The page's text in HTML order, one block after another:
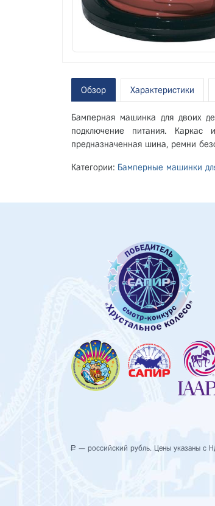
Обзор Характеристики
Бамперная машинка для двоих
подключение питания. Каркас
предназначенная шина, ремни
Категории: Бамперные машинки
Р — российский рубль. Цены указаны с